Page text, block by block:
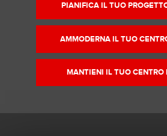
PIANIFICA IL TUO
AMMODERNA IL TUO
MANTIENI IL TUO CENTRO